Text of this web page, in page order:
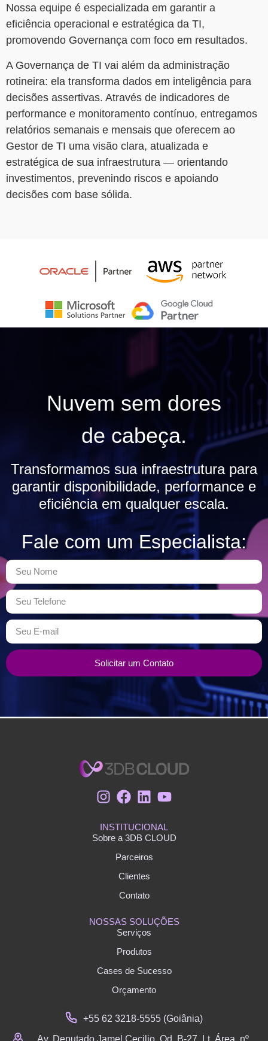
Nossa equipe é especializada em garantir a
eficiência operacional e estratégica da TI,
promovendo Governança com foco em resultados.
A Governança de TI vai além da administração
rotineira: ela transforma dados em inteligência para
decisões assertivas. Através de indicadores de
performance e monitoramento contínuo, entregamos
relatórios semanais e mensais que oferecem ao
Gestor de TI uma visão clara, atualizada e
estratégica de sua infraestrutura — orientando
investimentos, prevenindo riscos e apoiando
decisões com base sólida.
Nuvem sem dores
de cabeça.
Transformamos sua infraestrutura para
garantir disponibilidade, performance e
eficiência em qualquer escala.
Fale com um Especialista:
Solicitar um Contato
INSTITUCIONAL
Sobre a 3DB CLOUD
Parceiros
Clientes
Contato
NOSSAS SOLUÇÕES
Serviços
Produtos
Cases de Sucesso
Orçamento
+55 62 3218-5555 (Goiânia)
Av. Deputado Jamel Cecilio, Qd. B-27, Lt. Área, nº